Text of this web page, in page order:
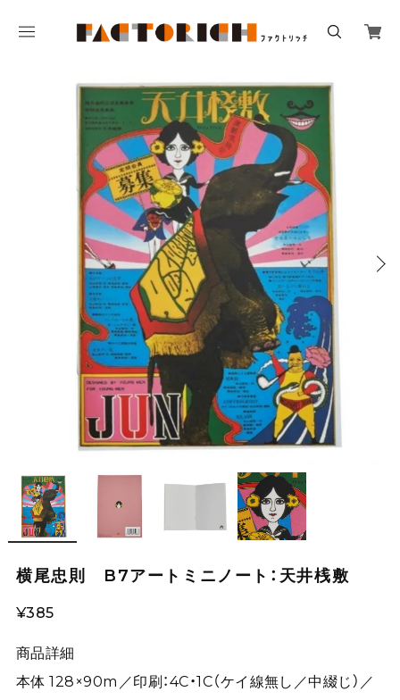
横尾忠則 B7アートミニノート：天井桟敷
¥385
商品詳細
本体 128×90m／印刷：4C・1C（ケイ線無し／中綴じ）／